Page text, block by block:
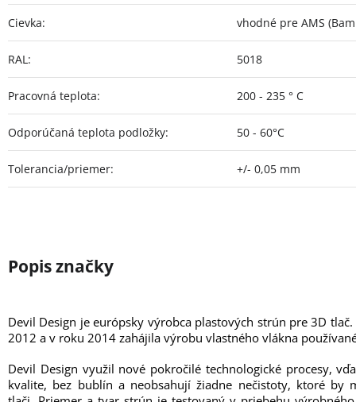
Cievka: vhodné pre AMS
RAL: 5018
Pracovná teplota: 200 - 235 ° C
Odporúčaná teplota podložky: 50 - 60°C
Tolerancia/priemer: +/- 0,05 mm
Devil Design je európsky výrobca plastových strún pre 3D
2012 a v roku 2014 zahájila výrobu vlastného vlákna
Devil Design využil nové pokročilé technologické procesy,
kvalite, bez bublín a neobsahují žiadne nečistoty, ktoré by